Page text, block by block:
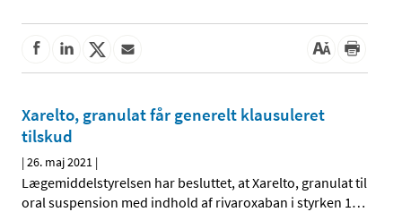
Xarelto, granulat får generelt klausuleret
tilskud
|26. maj 2021 |
Lægemiddelstyrelsen har besluttet, at Xarelto, granulat til
oral suspension med indhold af rivaroxaban i styrken 1…